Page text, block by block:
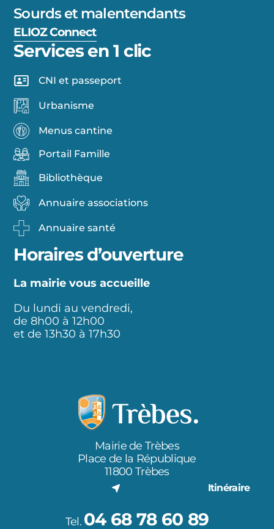
Sourds et malentendants
ELIOZ Connect
Services en 1 clic
CNI et passeport
Urbanisme
Menus cantine
Portail Famille
Bibliothèque
Annuaire associations
Annuaire santé
Horaires d’ouverture
La mairie vous accueille
Du lundi au vendredi,
de 8h00 à 12h00
et de 13h30 à 17h30
Mairie de Trèbes
Place de la République
11800 Trèbes
Itinéraire
Tel. 04 68 78 60 89